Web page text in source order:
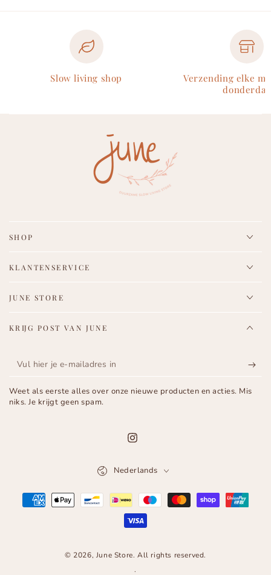
Slow living shop
Verzending elke
donderdag
SHOP
KLANTENSERVICE
JUNE STORE
KRIJG POST VAN JUNE
Vul
je
Weet als eerste alles over onze nieuwe producten en acties. Mis
niks. Je krijgt geen spam.
Instagram
© 2026, June Store. All rights reserved.
.
Nederlands
Betaalmethoden